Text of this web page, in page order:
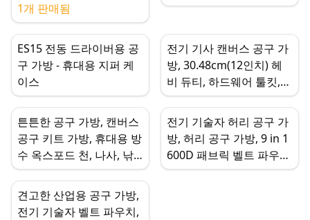
1개 판매됨
라이버용 다기능 10포켓
ES15 전동 드라이버용 공
구 가방 - 휴대용 지퍼 케
이스
전기 기사 캔버스 공구 가
방, 30.48cm(12인치) 헤
비 듀티, 하드웨어 툴킷,
어깨 스트랩
튼튼한 공구 가방, 캔버스
공구 키트 가방, 휴대용 방
수 옥스포드 천, 나사, 낚
시, 화장품 다기능 보관
전기 기술자 허리 공구 가
방, 허리 공구 가방, 9 in 1
600D 패브릭 벨트 파우치
홀더
견고한 산업용 공구 가방,
전기 기술자 벨트 파우치,